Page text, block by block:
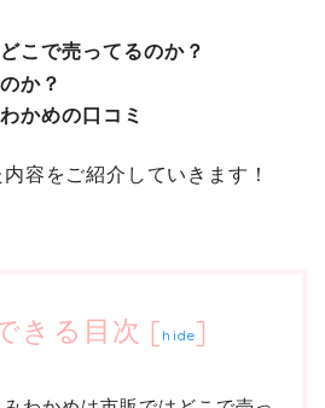
こで売ってるのか？
か？
かめの口コミ
容をご紹介していきます！
きる目次 [ hide]